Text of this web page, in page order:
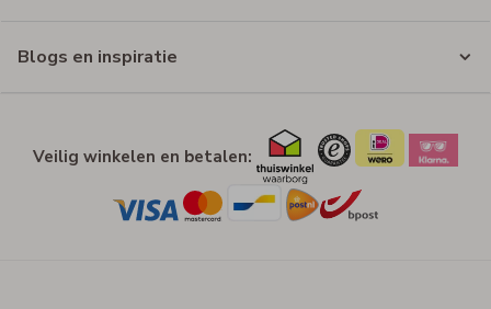
Blogs en inspiratie
Veilig winkelen en betalen: